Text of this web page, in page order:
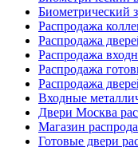
Биометрический
Распродажа
Распродажа
Распродажа
Распродажа
Распродажа
Входные
Двери Москва
Магазин
Готовые двери